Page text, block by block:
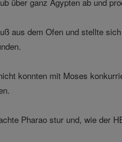
aus dem Ofen und stellte
konnten mit Moses
Pharao stur und, wie der